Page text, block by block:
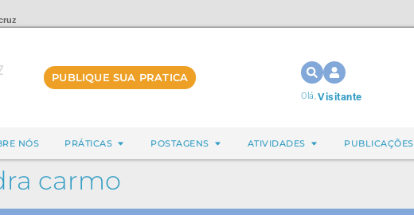
PUBLIQUE SUA PRATICA
Olá,Visitante
NÓS PRÁTICAS POSTAGENS ATIVIDADES PUBLICAÇÕES
carmo